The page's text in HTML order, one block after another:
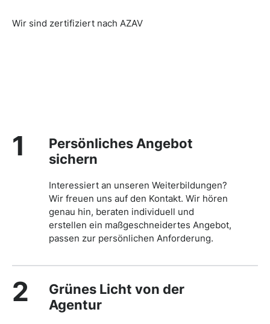
Wir sind zertifiziert nach AZAV
1
Persönliches Angebot
sichern
Interessiert an unseren Weiterbildungen?
Wir freuen uns auf den Kontakt. Wir hören
genau hin, beraten individuell und
erstellen ein maßgeschneidertes Angebot,
passen zur persönlichen Anforderung.
2
Grünes Licht von der
Agentur